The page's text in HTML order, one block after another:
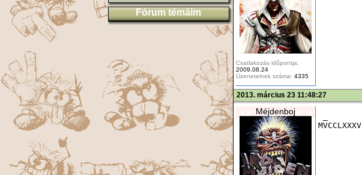
Fórum témáim
Csatlakozás időpontja:
2009.08.24
Üzeneteinek száma: 4335
2013. március 23 11:48:27
Méjdenboj
MVCCLXXXV